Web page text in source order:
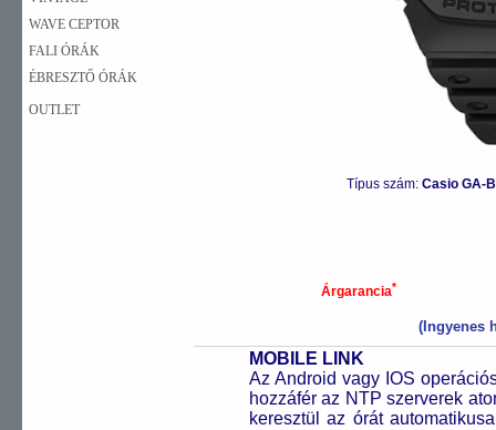
WAVE CEPTOR
FALI ÓRÁK
ÉBRESZTŐ ÓRÁK
OUTLET
Típus szám: Casio GA-
Árgarancia*
(Ingyenes
MOBILE LINK
Az Android vagy IOS
hozzáfér az NTP szerverek
keresztül az órát